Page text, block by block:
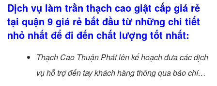
Dịch vụ làm trần thạch cao giật cấp giá rẻ
tại quận 9 giá rẻ bắt đầu từ những chi tiết
nhỏ nhất để đi đến chất lượng tốt nhất:
Thạch Cao Thuận Phát lên kế hoạch đưa các dịch
vụ hỗ trợ đến tay khách hàng thông qua báo chí…